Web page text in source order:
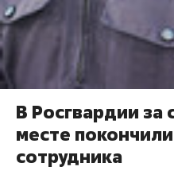
В Росгвардии за
месте
сотрудника